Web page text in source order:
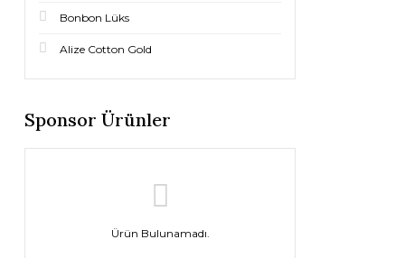
Bonbon Lüks
Alize Cotton Gold
Sponsor Ürünler
Ürün Bulunamadı.